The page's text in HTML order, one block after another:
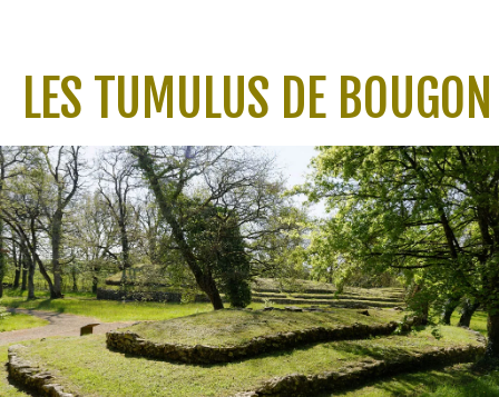
LES TUMULUS DE BOUGON